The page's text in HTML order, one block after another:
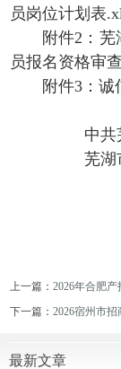
员岗位计划表
附件2：
员报名资格审
附件3：诚
中共
芜湖
上一篇：2026年合肥
下一篇：2026宿州市
最新文章